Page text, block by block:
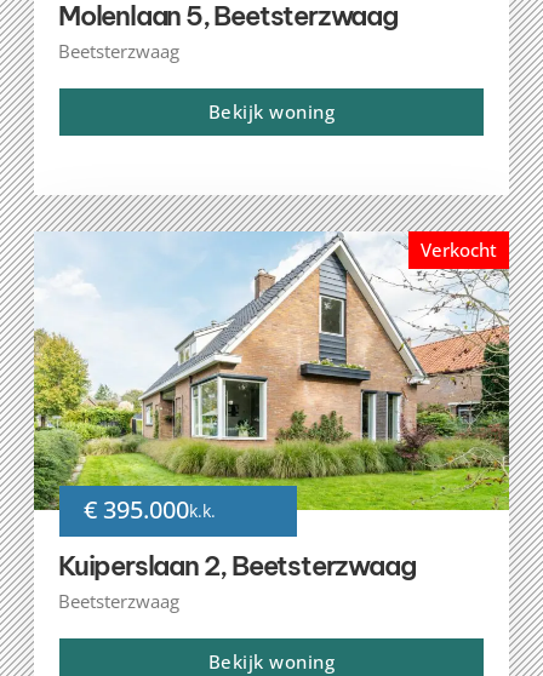
Molenlaan 5, Beetsterzwaag
Beetsterzwaag
Bekijk woning
Verkocht
€ 395.000k.k.
Kuiperslaan 2, Beetsterzwaag
Beetsterzwaag
Bekijk woning